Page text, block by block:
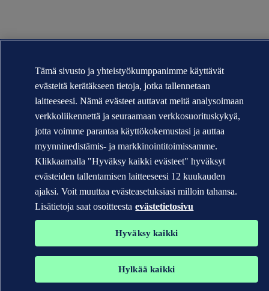
Tämä sivusto ja yhteistyökumppanimme käyttävät
evästeitä kerätäkseen tietoja, jotka tallennetaan
laitteeseesi. Nämä evästeet auttavat meitä analysoimaan
verkkoliikennettä ja seuraamaan verkkosuorituskykyä,
jotta voimme parantaa käyttökokemustasi ja auttaa
myynninedistämis- ja markkinointitoimissamme.
Klikkaamalla "Hyväksy kaikki evästeet" hyväksyt
evästeiden tallentamisen laitteeseesi 12 kuukauden
ajaksi. Voit muuttaa evästeasetuksiasi milloin tahansa.
Lisätietoja saat osoitteesta evästetietosivu
Hyväksy kaikki
Hylkää kaikki